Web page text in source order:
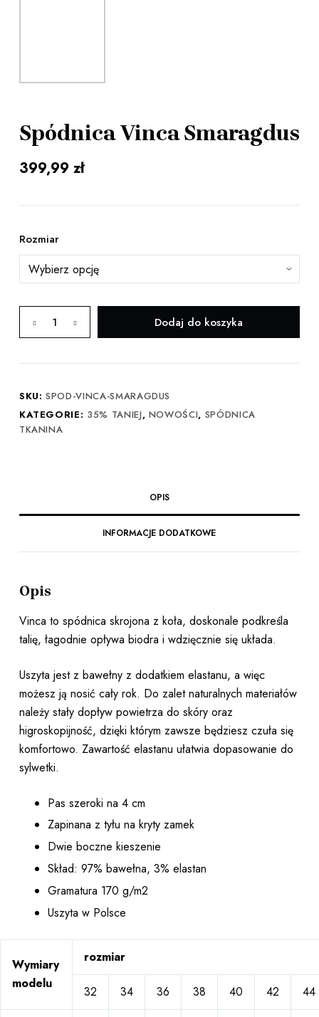
Spódnica Vinca Smaragdus
399,99 zł
Rozmiar
Spódnica
Smaragdus
Dodaj do koszyka
SKU:SPOD-VINCA-SMARAGDUS
KATEGORIE: 35% TANIEJ, NOWOŚCI, SPÓDNICA
TKANINA
OPIS
INFORMACJE DODATKOWE
Opis
Vinca to spódnica skrojona z koła, doskonale podkreśla
talię, łagodnie opływa biodra i wdzięcznie się układa.
Uszyta jest z bawełny z dodatkiem elastanu, a więc
możesz ją nosić cały rok. Do zalet naturalnych materiałów
należy stały dopływ powietrza do skóry oraz
higroskopijność, dzięki którym zawsze będziesz czuła się
komfortowo. Zawartość elastanu ułatwia dopasowanie do
sylwetki.
Pas szeroki na 4 cm
Zapinana z tyłu na kryty zamek
Dwie boczne kieszenie
Skład: 97% bawełna, 3% elastan
Gramatura 170 g/m2
Uszyta w Polsce
Wymiary
modelu
rozmiar
32 34 36 38 40 42 44